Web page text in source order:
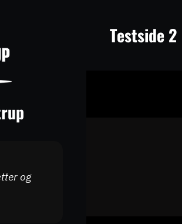
og
Testside 2